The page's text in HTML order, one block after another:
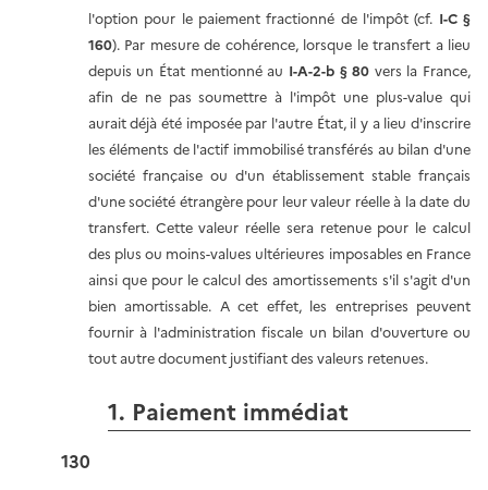
l'option pour le paiement fractionné de l'impôt (cf. I-C §
160). Par mesure de cohérence, lorsque le transfert a lieu
depuis un État mentionné au I-A-2-b § 80 vers la France,
afin de ne pas soumettre à l'impôt une plus-value qui
aurait déjà été imposée par l'autre État, il y a lieu d'inscrire
les éléments de l'actif immobilisé transférés au bilan d'une
société française ou d'un établissement stable français
d'une société étrangère pour leur valeur réelle à la date du
transfert. Cette valeur réelle sera retenue pour le calcul
des plus ou moins-values ultérieures imposables en France
ainsi que pour le calcul des amortissements s'il s'agit d'un
bien amortissable. A cet effet, les entreprises peuvent
fournir à l'administration fiscale un bilan d'ouverture ou
tout autre document justifiant des valeurs retenues.
1. Paiement immédiat
130